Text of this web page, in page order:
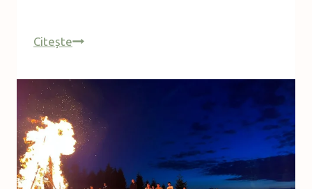
CiteșteTurist
România
–
Festivalul
Sighișoara
Medievală